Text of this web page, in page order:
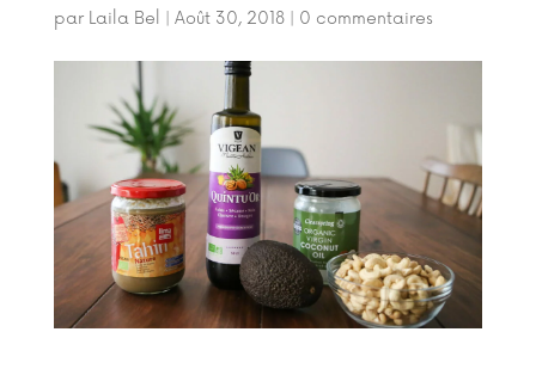
par Laila Bel Août 30, 2018| 0 commentaires